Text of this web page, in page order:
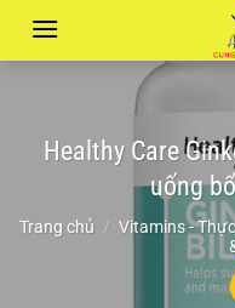
Healthy Care
uống
Trang chủ / Vitamins -